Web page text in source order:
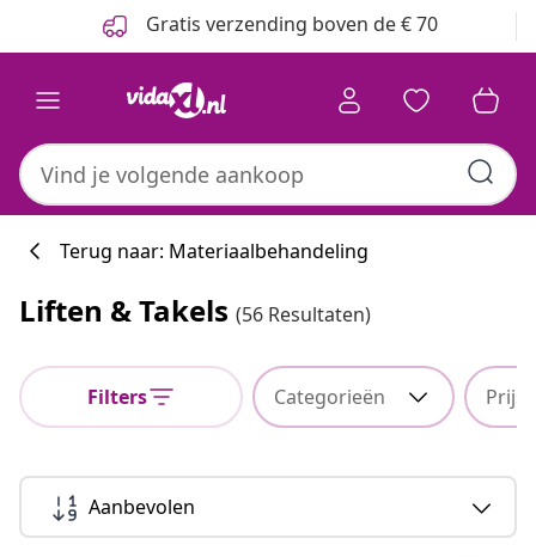
Gratis verzending boven de € 70
Terug naar: Materiaalbehandeling
Liften & Takels (56 Resultaten)
Filters Categorieën Prijs
Aanbevolen